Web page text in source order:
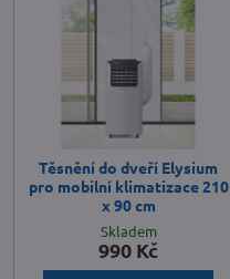
Těsnění do dveří Elysium
pro mobilní klimatizace 210
x 90 cm
Skladem
990 Kč